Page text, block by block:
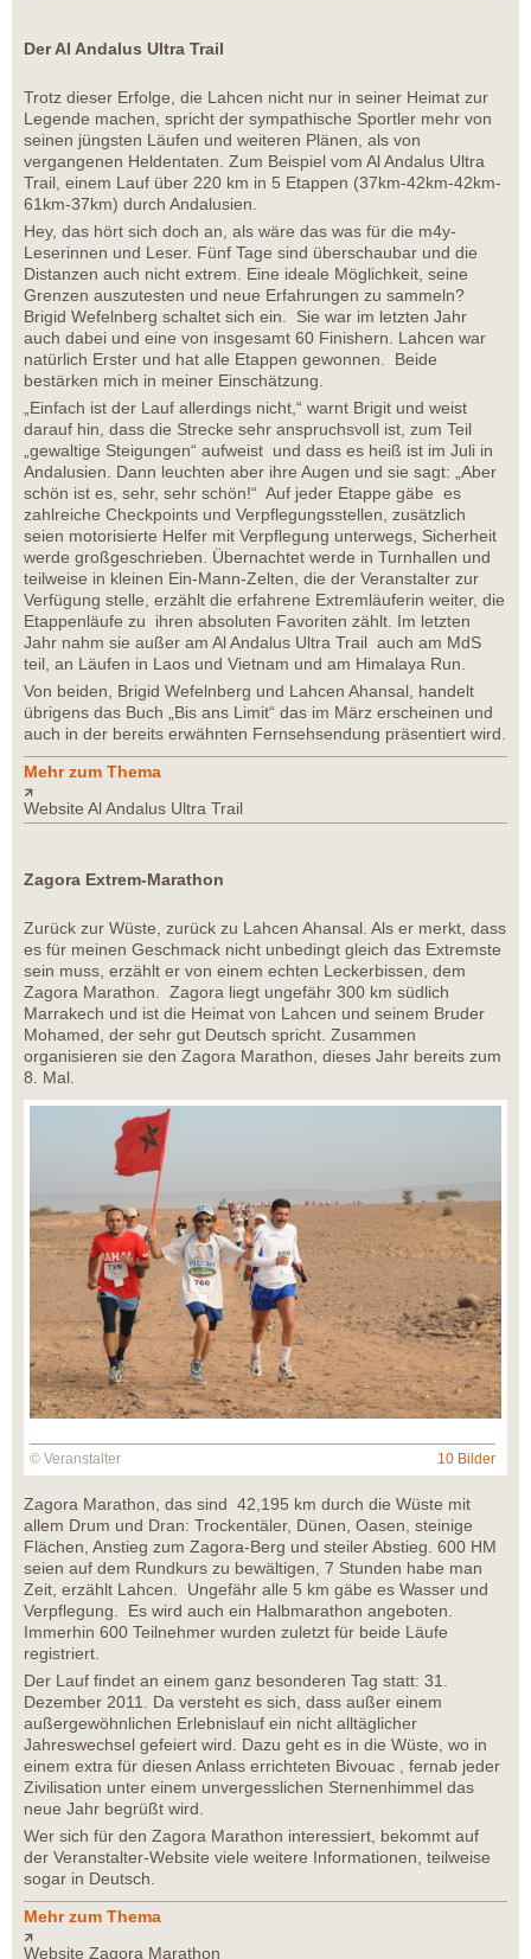
Der Al Andalus Ultra Trail
Trotz dieser Erfolge, die Lahcen nicht nur in seiner Heimat zur
Legende machen, spricht der sympathische Sportler mehr von
seinen jüngsten Läufen und weiteren Plänen, als von
vergangenen Heldentaten. Zum Beispiel vom Al Andalus Ultra
Trail, einem Lauf über 220 km in 5 Etappen (37km-42km-42km-
61km-37km) durch Andalusien.
Hey, das hört sich doch an, als wäre das was für die m4y-
Leserinnen und Leser. Fünf Tage sind überschaubar und die
Distanzen auch nicht extrem. Eine ideale Möglichkeit, seine
Grenzen auszutesten und neue Erfahrungen zu sammeln?
Brigid Wefelnberg schaltet sich ein. Sie war im letzten Jahr
auch dabei und eine von insgesamt 60 Finishern. Lahcen war
natürlich Erster und hat alle Etappen gewonnen. Beide
bestärken mich in meiner Einschätzung.
„Einfach ist der Lauf allerdings nicht,“ warnt Brigit und weist
darauf hin, dass die Strecke sehr anspruchsvoll ist, zum Teil
„gewaltige Steigungen“ aufweist und dass es heiß ist im Juli in
Andalusien. Dann leuchten aber ihre Augen und sie sagt: „Aber
schön ist es, sehr, sehr schön!“ Auf jeder Etappe gäbe es
zahlreiche Checkpoints und Verpflegungsstellen, zusätzlich
seien motorisierte Helfer mit Verpflegung unterwegs, Sicherheit
werde großgeschrieben. Übernachtet werde in Turnhallen und
teilweise in kleinen Ein-Mann-Zelten, die der Veranstalter zur
Verfügung stelle, erzählt die erfahrene Extremläuferin weiter, die
Etappenläufe zu ihren absoluten Favoriten zählt. Im letzten
Jahr nahm sie außer am Al Andalus Ultra Trail auch am MdS
teil, an Läufen in Laos und Vietnam und am Himalaya Run.
Von beiden, Brigid Wefelnberg und Lahcen Ahansal, handelt
übrigens das Buch „Bis ans Limit“ das im März erscheinen und
auch in der bereits erwähnten Fernsehsendung präsentiert wird.
Mehr zum Thema
Website Al Andalus Ultra Trail
Zagora Extrem-Marathon
Zurück zur Wüste, zurück zu Lahcen Ahansal. Als er merkt, dass
es für meinen Geschmack nicht unbedingt gleich das Extremste
sein muss, erzählt er von einem echten Leckerbissen, dem
Zagora Marathon. Zagora liegt ungefähr 300 km südlich
Marrakech und ist die Heimat von Lahcen und seinem Bruder
Mohamed, der sehr gut Deutsch spricht. Zusammen
organisieren sie den Zagora Marathon, dieses Jahr bereits zum
8. Mal.
© Veranstalter 10 Bilder
Zagora Marathon, das sind 42,195 km durch die Wüste mit
allem Drum und Dran: Trockentäler, Dünen, Oasen, steinige
Flächen, Anstieg zum Zagora-Berg und steiler Abstieg. 600 HM
seien auf dem Rundkurs zu bewältigen, 7 Stunden habe man
Zeit, erzählt Lahcen. Ungefähr alle 5 km gäbe es Wasser und
Verpflegung. Es wird auch ein Halbmarathon angeboten.
Immerhin 600 Teilnehmer wurden zuletzt für beide Läufe
registriert.
Der Lauf findet an einem ganz besonderen Tag statt: 31.
Dezember 2011. Da versteht es sich, dass außer einem
außergewöhnlichen Erlebnislauf ein nicht alltäglicher
Jahreswechsel gefeiert wird. Dazu geht es in die Wüste, wo in
einem extra für diesen Anlass errichteten Bivouac , fernab jeder
Zivilisation unter einem unvergesslichen Sternenhimmel das
neue Jahr begrüßt wird.
Wer sich für den Zagora Marathon interessiert, bekommt auf
der Veranstalter-Website viele weitere Informationen, teilweise
sogar in Deutsch.
Mehr zum Thema
Website Zagora Marathon